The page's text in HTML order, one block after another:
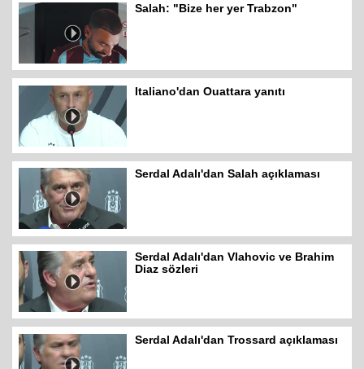
Salah: "Bize her yer Trabzon"
Italiano'dan Ouattara yanıtı
Serdal Adalı'dan Salah açıklaması
Serdal Adalı'dan Vlahovic ve Brahim
Diaz sözleri
Serdal Adalı'dan Trossard açıklaması